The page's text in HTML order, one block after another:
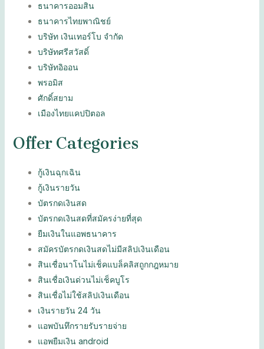
ธนาคารออมสิน
ธนาคารไทยพาณิชย์
บริษัท เงินเทอร์โบ จำกัด
บริษัทศรีสวัสดิ์
บริษัทอิออน
พรอมิส
ศักดิ์สยาม
เมืองไทยแคปปิตอล
Offer Categories
กู้เงินฉุกเฉิน
กู้เงินรายวัน
บัตรกดเงินสด
บัตรกดเงินสดที่สมัครง่ายที่สุด
ยืมเงินในแอพธนาคาร
สมัครบัตรกดเงินสดไม่มีสลิปเงินเดือน
สินเชื่อนาโนไม่เช็คแบล็คลิสถูกกฎหมาย
สินเชื่อเงินด่วนไม่เช็คบูโร
สินเชื่อไม่ใช้สลิปเงินเดือน
เงินรายวัน 24 วัน
แอพบันทึกรายรับรายจ่าย
แอพยืมเงิน android